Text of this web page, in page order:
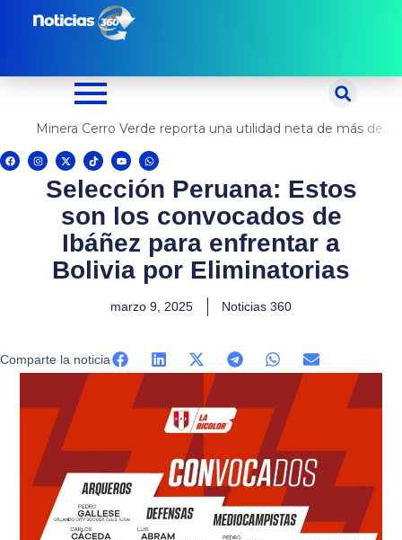
Minera Cerro Verde reporta una utilidad neta de más de US$ 500 millones
F
a
c
I
n
s
X
-
t
w
i
t
e
r
T
i
k
t
o
Y
o
u
t
u
e
W
h
a
t
s
p
p
Selección Peruana: Estos
son los convocados de
Ibáñez para enfrentar a
Bolivia por Eliminatorias
marzo 9, 2025 Noticias 360
Comparte la noticia